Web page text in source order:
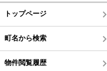
トップページ
町名から検索
物件閲覧履歴